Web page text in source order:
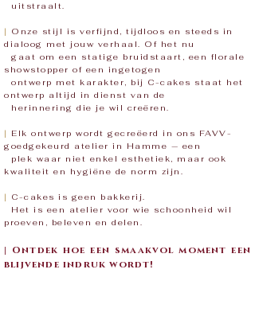
uitstraalt.
|
Onze stijl is verfijnd, tijdloos en steeds in
dialoog met jouw verhaal. Of het nu
gaat om een statige bruidstaart, een florale
showstopper of een ingetogen
ontwerp met karakter, bij C-cakes staat het
ontwerp altijd in dienst van de
herinnering die je wil creëren.
|
Elk ontwerp wordt gecreëerd in ons FAVV-
goedgekeurd atelier in Hamme — een
plek waar niet enkel esthetiek, maar ook
kwaliteit en hygiëne de norm zijn.
|
C-cakes is geen bakkerij.
Het is een atelier voor wie schoonheid wil
proeven, beleven en delen.
| Ontdek hoe een smaakvol moment een
blijvende indruk wordt!